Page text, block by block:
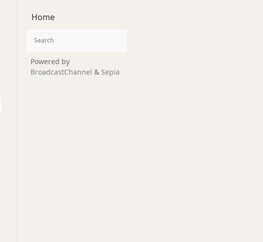
Home
Powered by
BroadcastChannel & Sepia